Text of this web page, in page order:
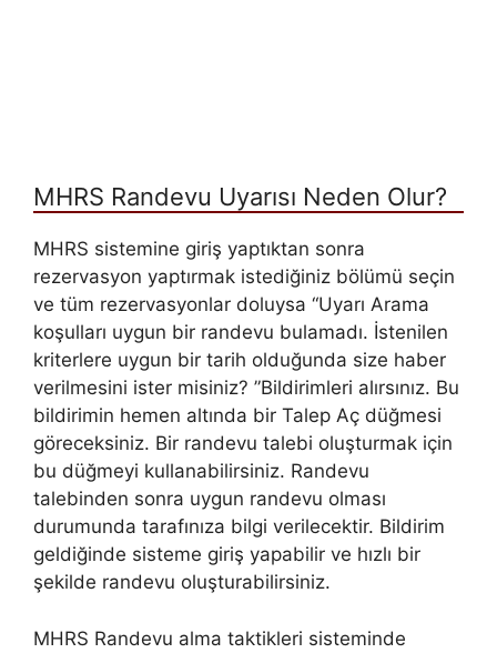
MHRS Randevu Uyarısı Neden Olur?
MHRS sistemine giriş yaptıktan sonra
rezervasyon yaptırmak istediğiniz bölümü seçin
ve tüm rezervasyonlar doluysa “Uyarı Arama
koşulları uygun bir randevu bulamadı. İstenilen
kriterlere uygun bir tarih olduğunda size haber
verilmesini ister misiniz? ”Bildirimleri alırsınız. Bu
bildirimin hemen altında bir Talep Aç düğmesi
göreceksiniz. Bir randevu talebi oluşturmak için
bu düğmeyi kullanabilirsiniz. Randevu
talebinden sonra uygun randevu olması
durumunda tarafınıza bilgi verilecektir. Bildirim
geldiğinde sisteme giriş yapabilir ve hızlı bir
şekilde randevu oluşturabilirsiniz.
MHRS Randevu alma taktikleri sisteminde